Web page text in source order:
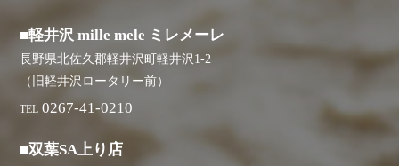
■軽井沢 mille mele ミレメーレ
長野県北佐久郡軽井沢町軽井沢1-2
（旧軽井沢ロータリー前）
TEL 0267-41-0210
■双葉SA上り店